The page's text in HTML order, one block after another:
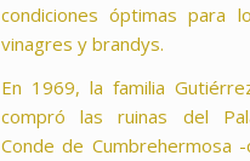
condiciones óptimas para
vinagres y brandys.
En 1969, la familia
compró las ruinas del
Conde de Cumbrehermosa